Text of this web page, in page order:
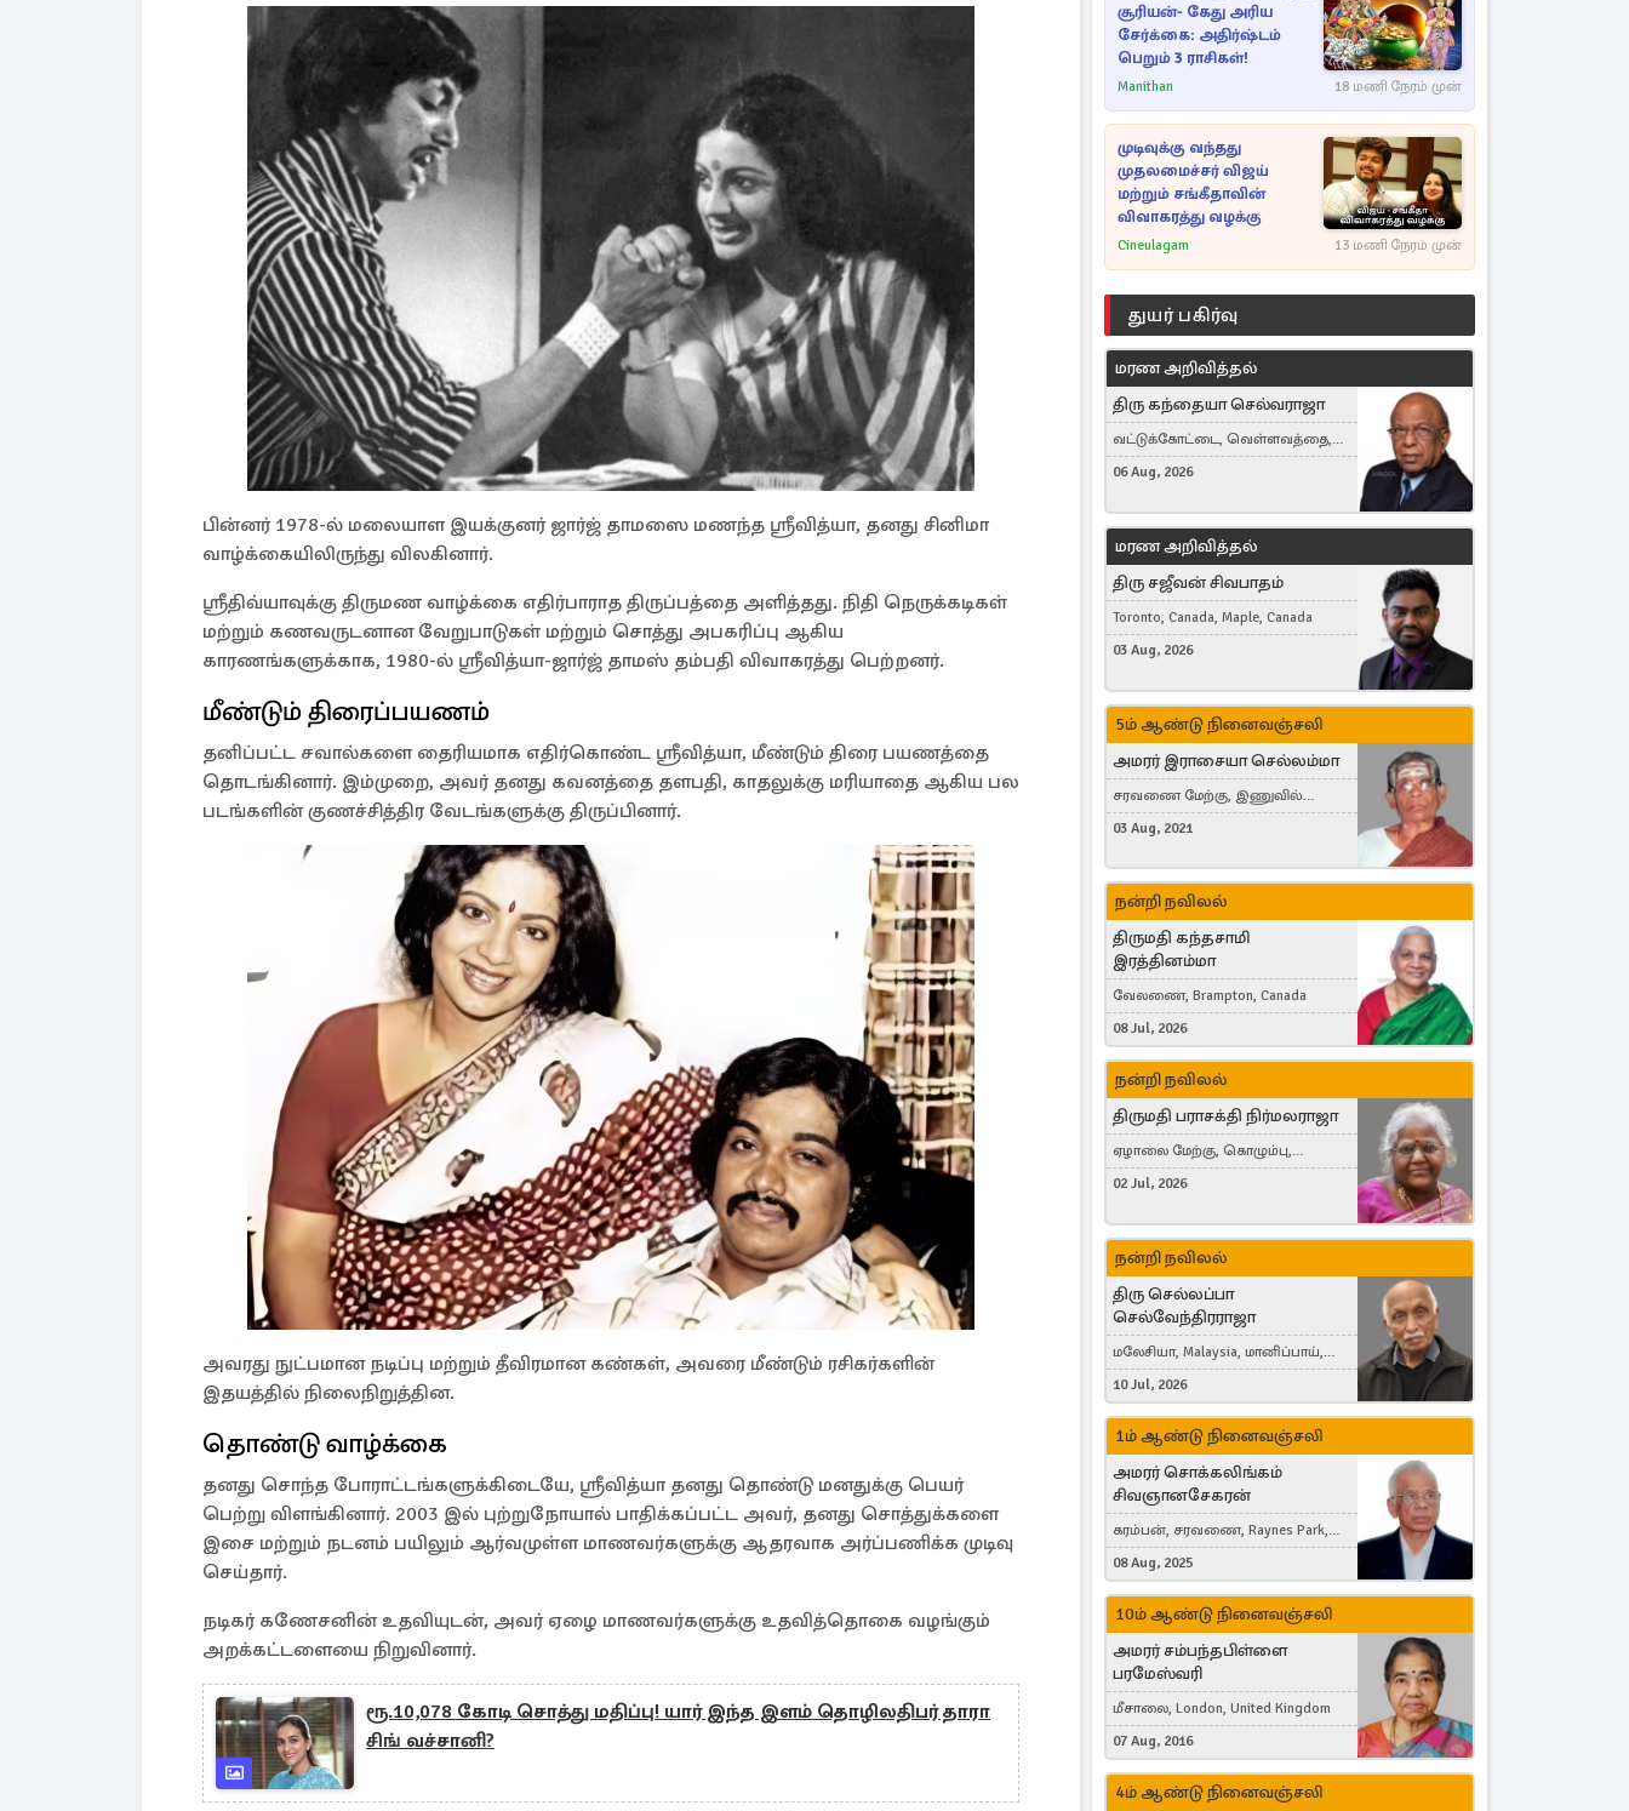
பின்னர் 1978-ல் மலையாள இயக்குனர் ஜார்ஜ் தாமஸை மணந்த ஸ்ரீவித்யா, தனது சினிமா
வாழ்க்கையிலிருந்து விலகினார்.
ஶ்ரீதிவ்யாவுக்கு திருமண வாழ்க்கை எதிர்பாராத திருப்பத்தை அளித்தது. நிதி நெருக்கடிகள்
மற்றும் கணவருடனான வேறுபாடுகள் மற்றும் சொத்து அபகரிப்பு ஆகிய
காரணங்களுக்காக, 1980-ல் ஶ்ரீவித்யா-ஜார்ஜ் தாமஸ் தம்பதி விவாகரத்து பெற்றனர்.
மீண்டும் திரைப்பயணம்
தனிப்பட்ட சவால்களை தைரியமாக எதிர்கொண்ட ஸ்ரீவித்யா, மீண்டும் திரை பயணத்தை
தொடங்கினார். இம்முறை, அவர் தனது கவனத்தை தளபதி, காதலுக்கு மரியாதை ஆகிய பல
படங்களின் குணச்சித்திர வேடங்களுக்கு திருப்பினார்.
அவரது நுட்பமான நடிப்பு மற்றும் தீவிரமான கண்கள், அவரை மீண்டும் ரசிகர்களின்
இதயத்தில் நிலைநிறுத்தின.
தொண்டு வாழ்க்கை
தனது சொந்த போராட்டங்களுக்கிடையே, ஸ்ரீவித்யா தனது தொண்டு மனதுக்கு பெயர்
பெற்று விளங்கினார். 2003 இல் புற்றுநோயால் பாதிக்கப்பட்ட அவர், தனது சொத்துக்களை
இசை மற்றும் நடனம் பயிலும் ஆர்வமுள்ள மாணவர்களுக்கு ஆதரவாக அர்ப்பணிக்க முடிவு
செய்தார்.
நடிகர் கணேசனின் உதவியுடன், அவர் ஏழை மாணவர்களுக்கு உதவித்தொகை வழங்கும்
அறக்கட்டளையை நிறுவினார்.
ரூ.10,078 கோடி சொத்து மதிப்பு! யார் இந்த இளம் தொழிலதிபர் தாரா
சிங் வச்சானி?
சூரியன்- கேது அரிய
சேர்க்கை: அதிர்ஷ்டம்
பெறும் 3 ராசிகள்!
Manithan 18 மணி நேரம் முன்
முடிவுக்கு வந்தது
முதலமைச்சர் விஜய்
மற்றும் சங்கீதாவின்
விவாகரத்து வழக்கு
Cineulagam 13 மணி நேரம் முன்
துயர் பகிர்வு
மரண அறிவித்தல்
திரு கந்தையா செல்வராஜா
வட்டுக்கோட்டை, வெள்ளவத்தை,
Toronto, Canada
06 Aug, 2026
மரண அறிவித்தல்
திரு சஜீவன் சிவபாதம்
Toronto, Canada, Maple, Canada
03 Aug, 2026
5ம் ஆண்டு நினைவஞ்சலி
அமரர் இராசையா செல்லம்மா
சரவணை மேற்கு, இணுவில்
கிழக்கு
03 Aug, 2021
நன்றி நவிலல்
திருமதி கந்தசாமி
இரத்தினம்மா
வேலணை, Brampton, Canada
08 Jul, 2026
நன்றி நவிலல்
திருமதி பராசக்தி நிர்மலராஜா
ஏழாலை மேற்கு, கொழும்பு,
தங்காலை, London, United Kingdom
02 Jul, 2026
நன்றி நவிலல்
திரு செல்லப்பா
செல்வேந்திரராஜா
மலேசியா, Malaysia, மானிப்பாய்,
Duisburg, Germany, London, United
Kingdom
10 Jul, 2026
1ம் ஆண்டு நினைவஞ்சலி
அமரர் சொக்கலிங்கம்
சிவஞானசேகரன்
கரம்பன், சரவணை, Raynes Park,
London, United Kingdom
08 Aug, 2025
10ம் ஆண்டு நினைவஞ்சலி
அமரர் சம்பந்தபிள்ளை
பரமேஸ்வரி
மீசாலை, London, United Kingdom
07 Aug, 2016
4ம் ஆண்டு நினைவஞ்சலி